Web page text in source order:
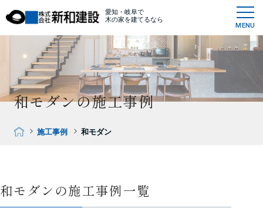
愛知・岐阜で
木の家を建てるなら
MENU
和モダンの施工事例
施工事例 和モダン
和モダンの施工事例一覧